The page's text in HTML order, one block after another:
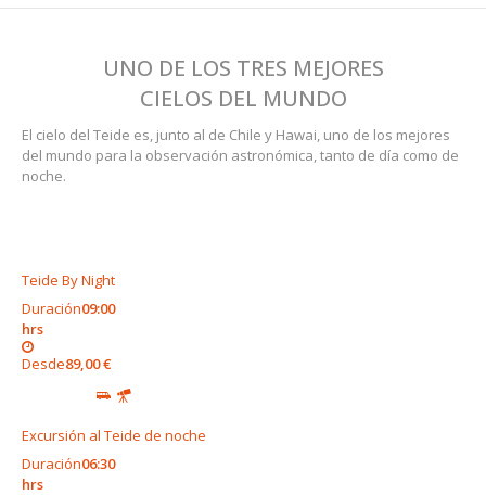
UNO DE LOS TRES MEJORES
CIELOS DEL MUNDO
El cielo del Teide es, junto al de Chile y Hawai, uno de los mejores
del mundo para la observación astronómica, tanto de día como de
noche.
Teide By Night
Duración09:00
hrs
Desde89,00 €
Excursión al Teide de noche
Duración06:30
hrs